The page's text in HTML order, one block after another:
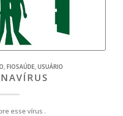
FIOSAÚDE, USUÁRIO
esse vírus .